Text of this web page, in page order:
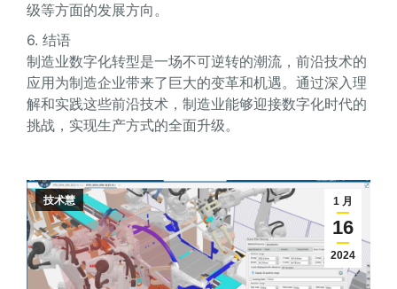
级等方面的发展方向。
6. 结语
制造业数字化转型是一场不可逆转的潮流，前沿技术的
应用为制造企业带来了巨大的变革和机遇。通过深入理
解和实践这些前沿技术，制造业能够迎接数字化时代的
挑战，实现生产方式的全面升级。
1 月
16
2024
技术慧